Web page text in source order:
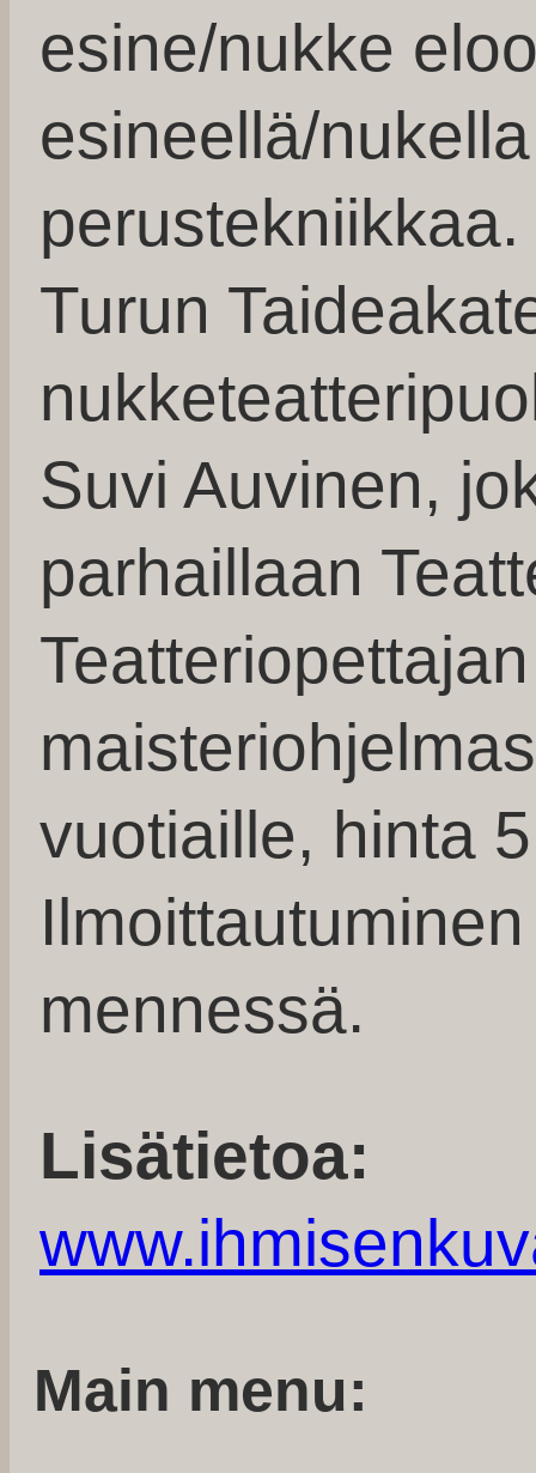
Main menu:
esine/nukke
esineellä/
Turun
Suvi Auvinen,
parhaillaan
Teatteriopettajan
vuotiaille, hinta
mennessä.
Lisätietoa: